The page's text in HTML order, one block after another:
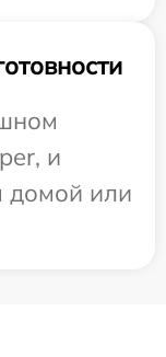
и
домой или